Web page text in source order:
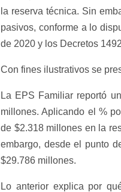
la reserva técnica. Sin
pasivos, conforme a lo
de 2020 y los Decretos
Con fines ilustrativos se
La EPS Familiar reportó
millones. Aplicando el %
de $2.318 millones en la
embargo, desde el punto
$29.786 millones.
Lo anterior explica por